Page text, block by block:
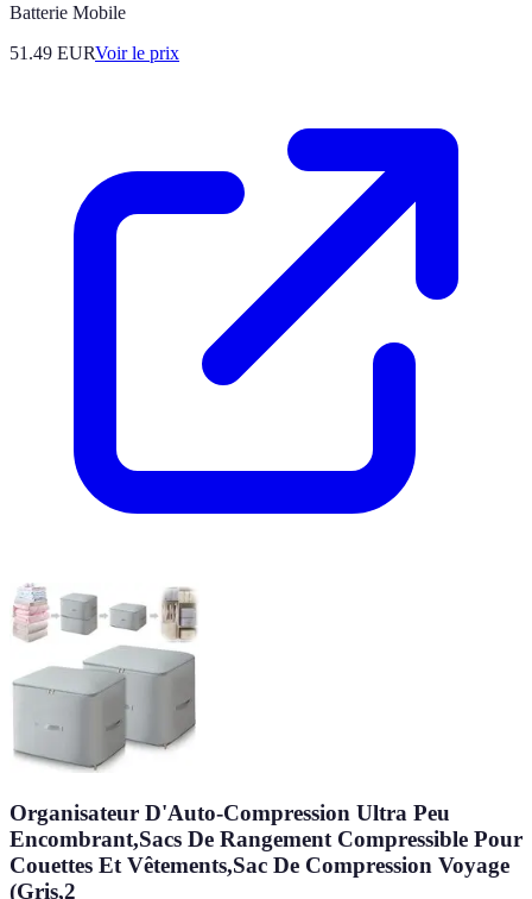
Batterie Mobile
51.49 EURVoir le prix
Organisateur D'Auto-Compression Ultra Peu
Encombrant,Sacs De Rangement Compressible Pour
Couettes Et Vêtements,Sac De Compression Voyage
(Gris,2